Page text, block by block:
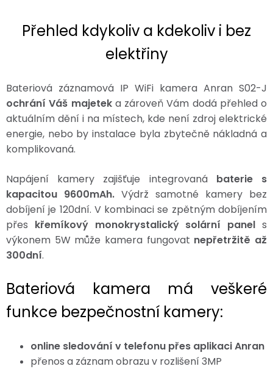
Přehled kdykoliv a kdekoliv i bez
elektřiny
Bateriová záznamová IP WiFi kamera Anran S02-J
ochrání Váš majeteka zároveň Vám dodá přehled o
aktuálním dění i na místech, kde není zdroj elektrické
energie, nebo by instalace byla zbytečně nákladná a
komplikovaná.
Napájení kamery zajišťuje integrovanábaterie s
kapacitou 9600mAh. Výdrž samotné kamery bez
dobíjení je 120dní. V kombinaci se zpětným dobíjením
přes křemíkový monokrystalický solární panel s
výkonem 5W může kamera fungovat nepřetržitě až
300dní.
Bateriová kamera má veškeré
funkce bezpečnostní kamery:
online sledování v telefonu přes aplikaci Anran
přenos a záznam obrazu v rozlišení 3MP